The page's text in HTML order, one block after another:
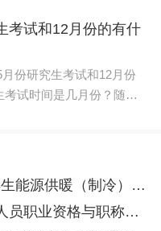
东有哪些院校招舞蹈表演
考试和12月份的有什
份研究生考试和12月份
试时间是几月份？随着
报工作的通知（京发改〔2024〕105号）
取得职业资格符合条件可聘相应职称